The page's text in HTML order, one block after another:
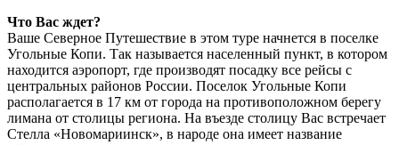
Что Вас ждет?
Ваше Северное Путешествие в этом туре начнется в поселке
Угольные Копи. Так называется населенный пункт, в котором
находится аэропорт, где производят посадку все рейсы с
центральных районов России. Поселок Угольные Копи
располагается в 17 км от города на противоположном берегу
лимана от столицы региона. На въезде столицу Вас встречает
Стелла «Новомариинск», в народе она имеет название